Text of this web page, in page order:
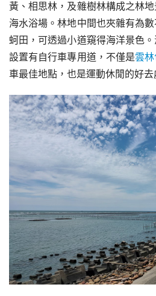
黃、相思林，及雜樹林構成之林
海水浴場。林地中間也夾雜有為
蚵田，可透過小道窺得海洋景色
設置有自行車專用道，不僅是雲
車最佳地點，也是運動休閒的好去